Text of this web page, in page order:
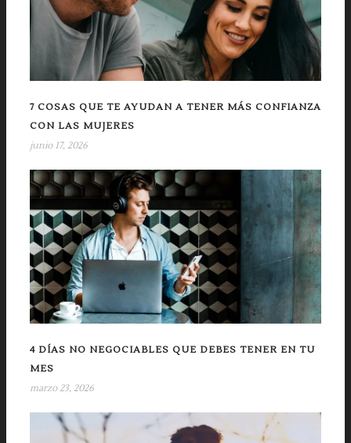
7 COSAS QUE TE AYUDAN A TENER MÁS CONFIANZA
CON LAS MUJERES
junio 17, 2026
4 DÍAS NO NEGOCIABLES QUE DEBES TENER EN TU
MES
marzo 23, 2026